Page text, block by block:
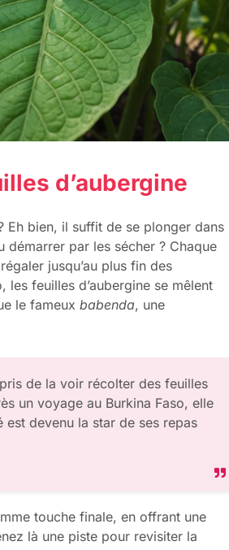
d’aubergine
Eh bien, il suffit de se plonger dans
par les sécher ? Chaque
jusqu’au plus fin des
les feuilles d’aubergine se mêlent
le fameux babenda, une
de la voir récolter des feuilles
un voyage au Burkina Faso, elle
devenu la star de ses repas
touche finale, en offrant une
là une piste pour revisiter la